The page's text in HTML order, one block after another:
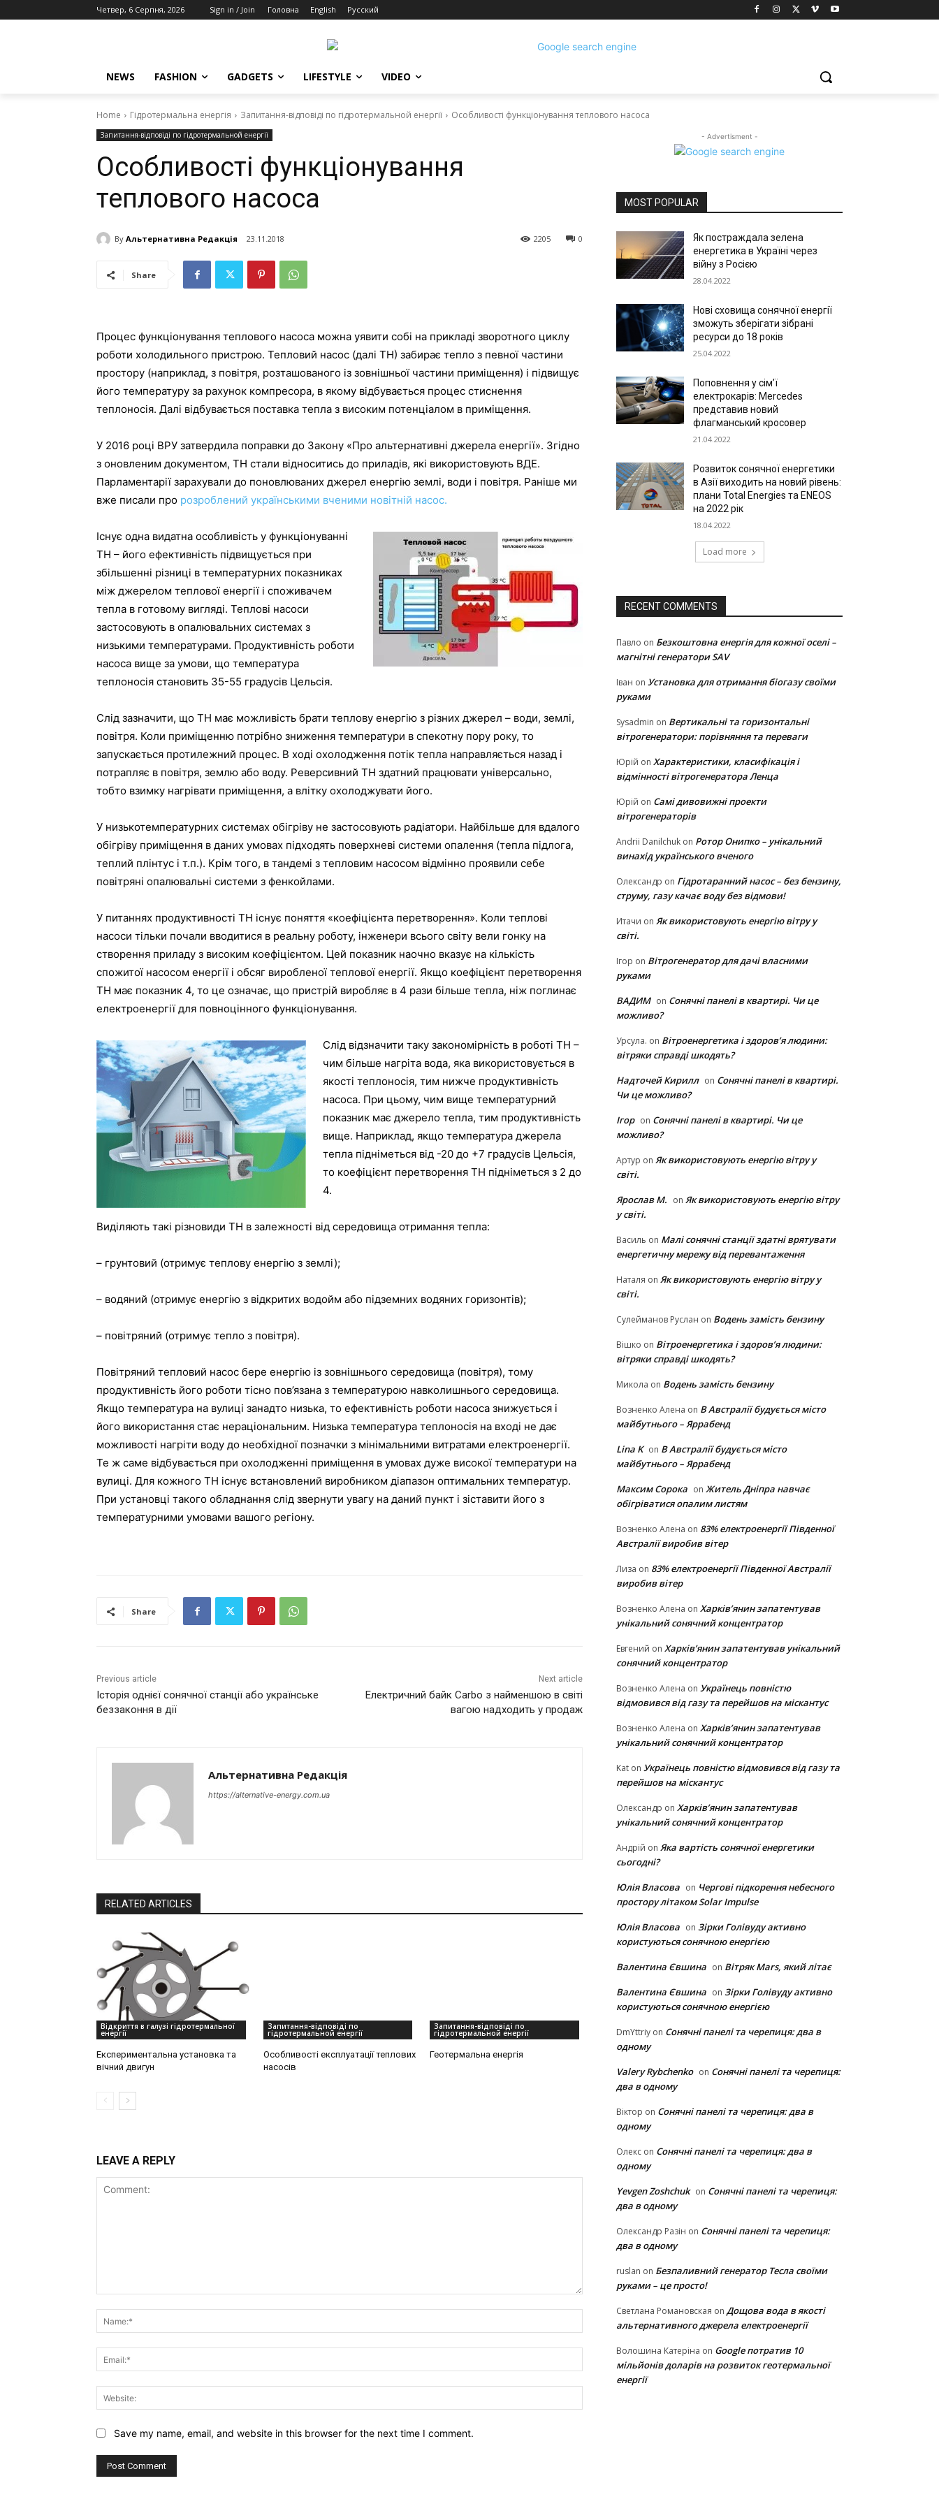
Четвер, 6 Серпня, 2026 Sign in / Join Головна English Русский
NEWS FASHION GADGETS LIFESTYLE VIDEO
Home Гідротермальна енергія Запитання-відповіді по гідротермальной енергії Особливості функціонування теплового насоса
Запитання-відповіді по гідротермальной енергії
Особливості функціонування
теплового насоса
By Альтернативна Редакція 23.11.2018 0
2205
Share
Процес функціонування теплового насоса можна уявити собі на прикладі зворотного циклу
роботи холодильного пристрою. Тепловий насос (далі ТН) забирає тепло з певної частини
простору (наприклад, з повітря, розташованого із зовнішньої частини приміщення) і підвищує
його температуру за рахунок компресора, в якому відбувається процес стиснення
теплоносія. Далі відбувається поставка тепла з високим потенціалом в приміщення.
У 2016 році ВРУ затвердила поправки до Закону «Про альтернативні джерела енергії». Згідно
з оновленим документом, ТН стали відноситись до приладів, які використовують ВДЕ.
Парламентарії зарахували до поновлюваних джерел енергію землі, води і повітря. Раніше ми
вже писали про розроблений українськими вченими новітній насос.
Існує одна видатна особливість у функціонуванні
ТН – його ефективність підвищується при
збільшенні різниці в температурних показниках
між джерелом теплової енергії і споживачем
тепла в готовому вигляді. Теплові насоси
застосовують в опалювальних системах з
низькими температурами. Продуктивність роботи
насоса вище за умови, що температура
теплоносія становить 35-55 градусів Цельсія.
Слід зазначити, що ТН має можливість брати теплову енергію з різних джерел – води, землі,
повітря. Коли приміщенню потрібно зниження температури в спекотну пору року, то
запускається протилежний процес. В ході охолодження потік тепла направляється назад і
потрапляє в повітря, землю або воду. Реверсивний ТН здатний працювати універсально,
тобто взимку нагрівати приміщення, а влітку охолоджувати його.
У низькотемпературних системах обігріву не застосовують радіатори. Найбільше для вдалого
обігріву приміщення в даних умовах підходять поверхневі системи опалення (тепла підлога,
теплий плінтус і т.п.). Крім того, в тандемі з тепловим насосом відмінно проявили себе
повітряні опалювальні системи з фенкойлами.
У питаннях продуктивності ТН існує поняття «коефіцієнта перетворення». Коли теплові
насоси тільки почали вводитися в реальну роботу, інженери всього світу вели гонку на
створення приладу з високим коефіцієнтом. Цей показник наочно вказує на кількість
спожитої насосом енергії і обсяг виробленої теплової енергії. Якщо коефіцієнт перетворення
ТН має показник 4, то це означає, що пристрій виробляє в 4 рази більше тепла, ніж поглинає
електроенергії для повноцінного функціонування.
Слід відзначити таку закономірність в роботі ТН –
чим більше нагріта вода, яка використовується в
якості теплоносія, тим нижче продуктивність
насоса. При цьому, чим вище температурний
показник має джерело тепла, тим продуктивність
вище. Наприклад, якщо температура джерела
тепла підніметься від -20 до +7 градусів Цельсія,
то коефіцієнт перетворення ТН підніметься з 2 до
4.
Виділяють такі різновиди ТН в залежності від середовища отримання тепла:
– грунтовий (отримує теплову енергію з землі);
– водяний (отримує енергію з відкритих водойм або підземних водяних горизонтів);
– повітряний (отримує тепло з повітря).
Повітряний тепловий насос бере енергію із зовнішнього середовища (повітря), тому
продуктивність його роботи тісно пов’язана з температурою навколишнього середовища.
Якщо температура на вулиці занадто низька, то ефективність роботи насоса знижується і
його використання стає нераціональним. Низька температура теплоносія на вході не дає
можливості нагріти воду до необхідної позначки з мінімальними витратами електроенергії.
Те ж саме відбувається при охолодженні приміщення в умовах дуже високої температури на
вулиці. Для кожного ТН існує встановлений виробником діапазон оптимальних температур.
При установці такого обладнання слід звернути увагу на даний пункт і зіставити його з
температурними умовами вашого регіону.
Share
Previous article
Історія однієї сонячної станції або українське
беззаконня в дії
Next article
Електричний байк Carbo з найменшою в світі
вагою надходить у продаж
Альтернативна Редакція
https://alternative-energy.com.ua
RELATED ARTICLES
Відкриття в галузі гідротермальної
енергії
Експериментальна установка та
вічний двигун
Запитання-відповіді по
гідротермальной енергії
Особливості експлуатації теплових
насосів
Запитання-відповіді по
гідротермальной енергії
Геотермальна енергія
LEAVE A REPLY
Save my name, email, and website in this browser for the next time I comment.
- Advertisment -
MOST POPULAR
Як постраждала зелена
енергетика в Україні через
війну з Росією
28.04.2022
Нові сховища сонячної енергії
зможуть зберігати зібрані
ресурси до 18 років
25.04.2022
Поповнення у сім’ї
електрокарів: Mercedes
представив новий
флагманський кросовер
21.04.2022
Розвиток сонячної енергетики
в Азії виходить на новий рівень:
плани Total Energies та ENEOS
на 2022 рік
18.04.2022
Load more
RECENT COMMENTS
Павло on Безкоштовна енергія для кожної оселі –
магнітні генератори SAV
Іван on Установка для отримання біогазу своїми
руками
Sysadmin on Вертикальні та горизонтальні
вітрогенератори: порівняння та переваги
Юрій on Характеристики, класифікація і
відмінності вітрогенератора Ленца
Юрій on Самі дивовижні проекти
вітрогенераторів
Andrii Danilchuk on Ротор Онипко – унікальний
винахід українського вченого
Олександр on Гідротаранний насос – без бензину,
струму, газу качає воду без відмови!
Итачи on Як використовують енергію вітру у
світі.
Ігор on Вітрогенератор для дачі власними
руками
ВАДИМ on Сонячні панелі в квартирі. Чи це
можливо?
Урсула. on Вітроенергетика і здоров’я людини:
вітряки cправді шкодять?
Надточей Кирилл on Сонячні панелі в квартирі.
Чи це можливо?
Ігор on Сонячні панелі в квартирі. Чи це
можливо?
Артур on Як використовують енергію вітру у
світі.
Ярослав М. on Як використовують енергію вітру
у світі.
Василь on Малі сонячні станції здатні врятувати
енергетичну мережу від перевантаження
Наталя on Як використовують енергію вітру у
світі.
Сулейманов Руслан on Водень замість бензину
Вішко on Вітроенергетика і здоров’я людини:
вітряки cправді шкодять?
Микола on Водень замість бензину
Возненко Алена on В Австралії будується місто
майбутнього – Яррабенд
Lina K on В Австралії будується місто
майбутнього – Яррабенд
Максим Сорока on Житель Дніпра навчає
обігріватися опалим листям
Возненко Алена on 83% електроенергії Південної
Австралії виробив вітер
Лиза on 83% електроенергії Південної Австралії
виробив вітер
Возненко Алена on Харків’янин запатентував
унікальний сонячний концентратор
Евгений on Харків’янин запатентував унікальний
сонячний концентратор
Возненко Алена on Українець повністю
відмовився від газу та перейшов на міскантус
Возненко Алена on Харків’янин запатентував
унікальний сонячний концентратор
Kat on Українець повністю відмовився від газу та
перейшов на міскантус
Олександр on Харків’янин запатентував
унікальний сонячний концентратор
Андрій on Яка вартість сонячної енергетики
сьогодні?
Юлія Власова on Чергові підкорення небесного
простору літаком Solar Impulse
Юлія Власова on Зірки Голівуду активно
користуються сонячною енергією
Валентина Євшина on Вітряк Mars, який літає
Валентина Євшина on Зірки Голівуду активно
користуються сонячною енергією
DmYttriy on Сонячні панелі та черепиця: два в
одному
Valery Rybchenko on Сонячні панелі та черепиця:
два в одному
Віктор on Сонячні панелі та черепиця: два в
одному
Олекс on Сонячні панелі та черепиця: два в
одному
Yevgen Zoshchuk on Сонячні панелі та черепиця:
два в одному
Олександр Разін on Сонячні панелі та черепиця:
два в одному
ruslan on Безпаливний генератор Тесла своїми
руками – це просто!
Светлана Романовская on Дощова вода в якості
альтернативного джерела електроенергії
Волошина Катеріна on Google потратив 10
мільйонів доларів на розвиток геотермальної
енергії